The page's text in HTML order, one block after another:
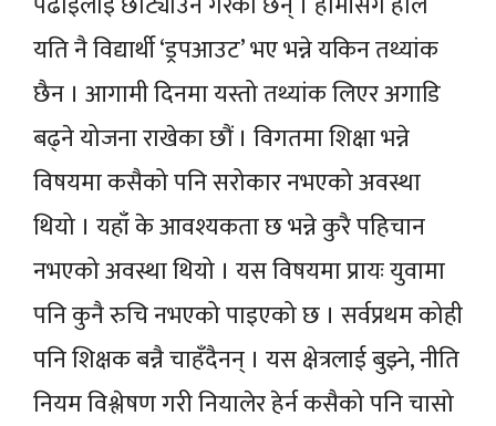
यति नै विद्यार्थी ‘ड्रपआउट’ भए भन्ने यकिन तथ्यांक
छैन । आगामी दिनमा यस्तो तथ्यांक लिएर अगाडि
बढ्ने योजना राखेका छौं । विगतमा शिक्षा भन्ने
विषयमा कसैको पनि सरोकार नभएको अवस्था
थियो । यहाँ के आवश्यकता छ भन्ने कुरै पहिचान
नभएको अवस्था थियो । यस विषयमा प्रायः युवामा
पनि कुनै रुचि नभएको पाइएको छ । सर्वप्रथम कोही
पनि शिक्षक बन्नै चाहँदैनन् । यस क्षेत्रलाई बुझ्ने, नीति
नियम विश्लेषण गरी नियालेर हेर्न कसैको पनि चासो